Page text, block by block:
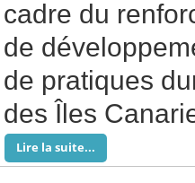
cadre du
de
de pratiques
des Îles
Lire la suite...